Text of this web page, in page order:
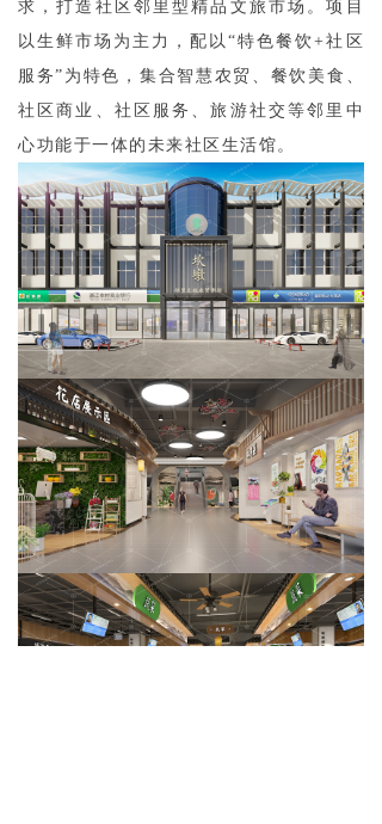
求，打造社区邻里型精品文旅市场。项目
以生鲜市场为主力，配以“特色餐饮+社区
服务”为特色，集合智慧农贸、餐饮美食、
社区商业、社区服务、旅游社交等邻里中
心功能于一体的未来社区生活馆。